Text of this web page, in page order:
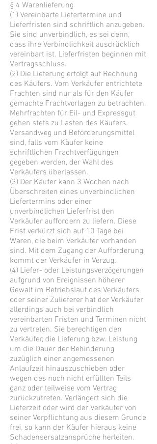
§ 4 Warenlieferung
(1) Vereinbarte Liefertermine und
Lieferfristen sind schriftlich anzugeben.
Sie sind unverbindlich, es sei denn,
dass ihre Verbindlichkeit ausdrücklich
vereinbart ist. Lieferfristen beginnen mit
Vertragsschluss.
(2) Die Lieferung erfolgt auf Rechnung
des Käufers. Vom Verkäufer entrichtete
Frachten sind nur als für den Käufer
gemachte Frachtvorlagen zu betrachten.
Mehrfrachten für Eil- und Expressgut
gehen stets zu Lasten des Käufers.
Versandweg und Beförderungsmittel
sind, falls vom Käufer keine
schriftlichen Frachtverfügungen
gegeben werden, der Wahl des
Verkäufers überlassen.
(3) Der Käufer kann 3 Wochen nach
Überschreiten eines unverbindlichen
Liefertermins oder einer
unverbindlichen Lieferfrist den
Verkäufer auffordern zu liefern. Diese
Frist verkürzt sich auf 10 Tage bei
Waren, die beim Verkäufer vorhanden
sind. Mit dem Zugang der Aufforderung
kommt der Verkäufer in Verzug.
(4) Liefer- oder Leistungsverzögerungen
aufgrund von Ereignissen höherer
Gewalt im Betriebslauf des Verkäufers
oder seiner Zulieferer hat der Verkäufer
allerdings auch bei verbindlich
vereinbarten Fristen und Terminen nicht
zu vertreten. Sie berechtigen den
Verkäufer, die Lieferung bzw. Leistung
um die Dauer der Behinderung
zuzüglich einer angemessenen
Anlaufzeit hinauszuschieben oder
wegen des noch nicht erfüllten Teils
ganz oder teilweise vom Vertrag
zurückzutreten. Verlängert sich die
Lieferzeit oder wird der Verkäufer von
seiner Verpflichtung aus diesem Grunde
frei, so kann der Käufer hieraus keine
Schadensersatzansprüche herleiten.